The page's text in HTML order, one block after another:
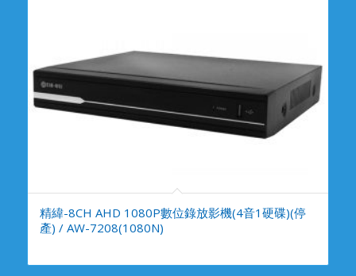
精緯-8CH AHD 1080P數位錄放影機(4音1硬碟)(停
產) / AW-7208(1080N)